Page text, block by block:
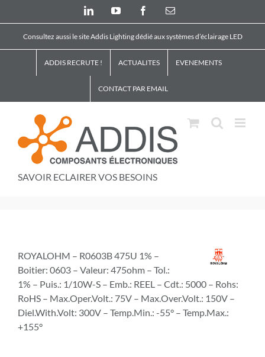
LinkedInYouTube FacebookEmail
Consultez aussi le site Addis Lighting dédié aux systèmes d’éclairage LED
ADDIS RECRUTE ! ACTUALITES EVENEMENTS
CONTACT PAR EMAIL
SAVOIR ECLAIRER VOS BESOINS
ROYALOHM – R0603B 475U 1% –
Boitier: 0603 – Valeur: 475ohm – Tol.:
1% – Puis.: 1/10W-S – Emb.: REEL – Cdt.: 5000 – Rohs:
RoHS – Max.Oper.Volt.: 75V – Max.Over.Volt.: 150V –
Diel.With.Volt: 300V – Temp.Min.: -55° – Temp.Max.:
+155°